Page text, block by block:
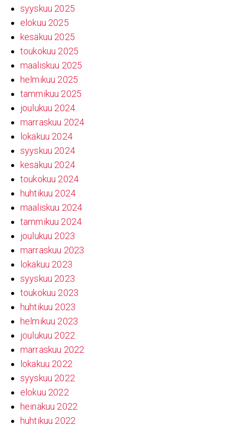
syyskuu 2025
elokuu 2025
kesäkuu 2025
toukokuu 2025
maaliskuu 2025
helmikuu 2025
tammikuu 2025
joulukuu 2024
marraskuu 2024
lokakuu 2024
syyskuu 2024
kesäkuu 2024
toukokuu 2024
huhtikuu 2024
maaliskuu 2024
tammikuu 2024
joulukuu 2023
marraskuu 2023
lokakuu 2023
syyskuu 2023
toukokuu 2023
huhtikuu 2023
helmikuu 2023
joulukuu 2022
marraskuu 2022
lokakuu 2022
syyskuu 2022
elokuu 2022
heinäkuu 2022
huhtikuu 2022